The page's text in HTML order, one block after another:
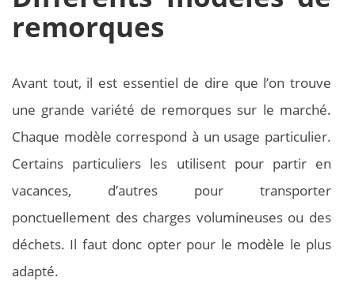
remorques
Avant tout, il est essentiel de dire que l’on trouve
une grande variété de remorques sur le marché.
Chaque modèle correspond à un usage particulier.
Certains particuliers les utilisent pour partir en
vacances, d’autres pour transporter
ponctuellement des charges volumineuses ou des
déchets. Il faut donc opter pour le modèle le plus
adapté.